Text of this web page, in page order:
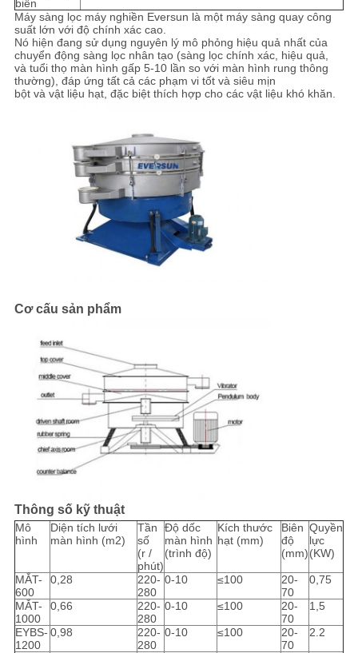
BẢO
MẬT
biến
Máy sàng lọc máy nghiền Eversun là một máy sàng quay công
suất lớn với độ chính xác cao.
Nó hiện đang sử dụng nguyên lý mô phỏng hiệu quả nhất của
chuyển động sàng lọc nhân tạo (sàng lọc chính xác, hiệu quả,
và tuổi thọ màn hình gấp 5-10 lần so với màn hình rung thông
thường), đáp ứng tất cả các phạm vi tốt và siêu mịn
bột và vật liệu hạt, đặc biệt thích hợp cho các vật liệu khó khăn.
Cơ cấu sản phẩm
Thông số kỹ thuật
Mô
hình
Diện tích lưới
màn hình (m2)
Tần
số
(r /
phút)
Độ dốc
màn hình
(trình độ)
Kích thước
hạt (mm)
Biên
độ
(mm)
Quyền
lực
(KW)
MẮT-
600
0,28
220-
280
0-10 ≤100
20-
70
0,75
MẮT-
1000
0,66
220-
280
0-10 ≤100
20-
70
1,5
EYBS-
1200
0,98
220-
280
0-10 ≤100
20-
70
2.2